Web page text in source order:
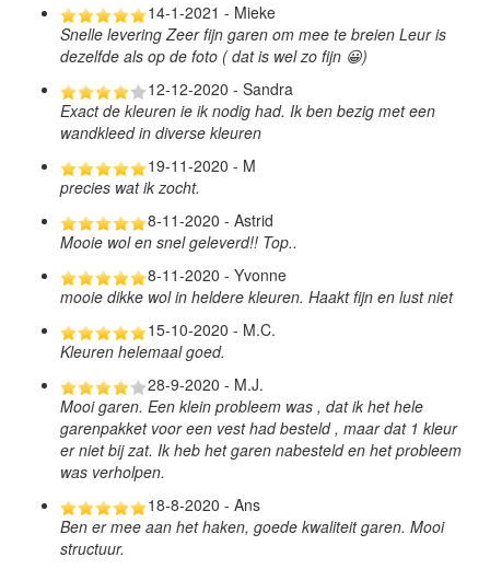
14-1-2021 - Mieke
Snelle levering Zeer fijn garen om mee te breien Leur is
dezelfde als op de foto ( dat is wel zo fijn 😀)
12-12-2020 - Sandra
Exact de kleuren ie ik nodig had. Ik ben bezig met een
wandkleed in diverse kleuren
19-11-2020 - M
precies wat ik zocht.
8-11-2020 - Astrid
Mooie wol en snel geleverd!! Top..
8-11-2020 - Yvonne
mooie dikke wol in heldere kleuren. Haakt fijn en lust niet
15-10-2020 - M.C.
Kleuren helemaal goed.
28-9-2020 - M.J.
Mooi garen. Een klein probleem was , dat ik het hele
garenpakket voor een vest had besteld , maar dat 1 kleur
er niet bij zat. Ik heb het garen nabesteld en het probleem
was verholpen.
18-8-2020 - Ans
Ben er mee aan het haken, goede kwaliteit garen. Mooi
structuur.